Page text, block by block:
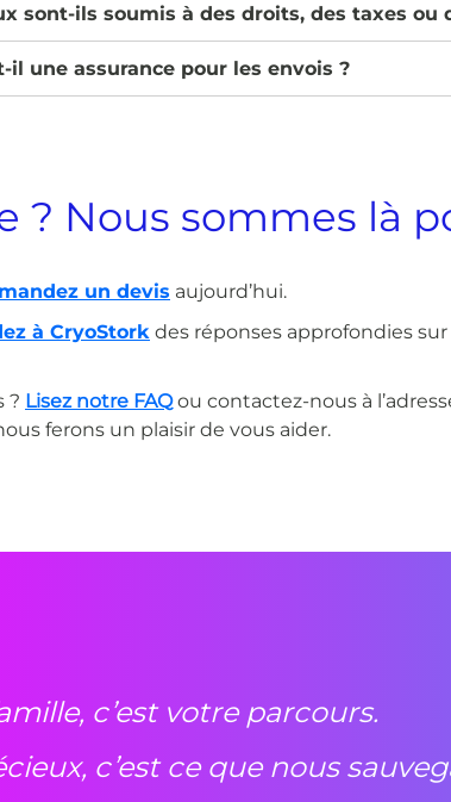
sont-ils soumis à des droits, des taxes ou
une assurance pour les envois ?
? Nous sommes là
un devis aujourd’hui.
à CryoStork des réponses approfondies
? Lisez notre FAQou contactez-nous à
ferons un plaisir de vous aider.
c’est votre parcours.
c’est ce que nous